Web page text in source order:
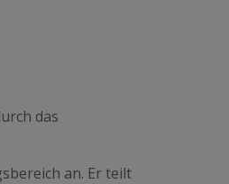
das
an. Er teilt